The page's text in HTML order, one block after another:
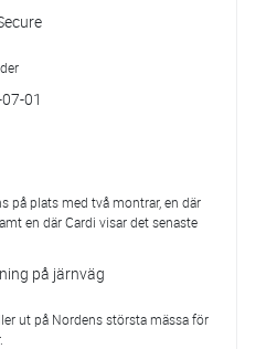
01
på plats med två montrar, en där
en där Cardi visar det senaste
på järnväg
ut på Nordens största mässa för